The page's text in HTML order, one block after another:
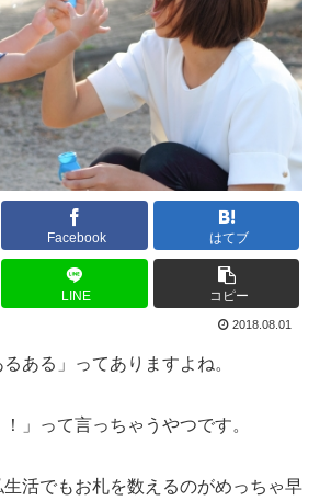
Facebook はてブ
LINE コピー
2018.08.01
ある」ってありますよね。
」って言っちゃうやつです。
活でもお札を数えるのがめっちゃ早